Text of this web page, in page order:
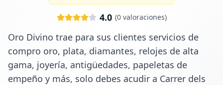
4.0 (0valoraciones)
Oro Divino trae para sus clientes servicios de
compro oro, plata, diamantes, relojes de alta
gama, joyería, antigüedades, papeletas de
empeño y más, solo debes acudir a Carrer dels